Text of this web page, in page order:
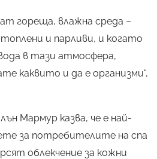
гореща, влажна среда –
и парливи, и когато
в тази атмосфера,
каквито и да е организми“,
Мармур казва, че е най-
за потребителите на спа
облекчение за кожни